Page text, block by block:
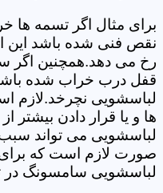
برای مثال اگر تسمه ها
نقص فنی شده باشد این
رخ می دهد.همچنین اگر
قفل درب خراب شده
لباسشویی نچرخد.لازم
ها و یا قرار دادن بیشتر
لباسشویی می تواند
صورت لازم است که برای
لباسشویی سامسونگ در